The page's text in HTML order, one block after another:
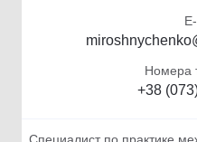
Номера
+38
Специалист по практике